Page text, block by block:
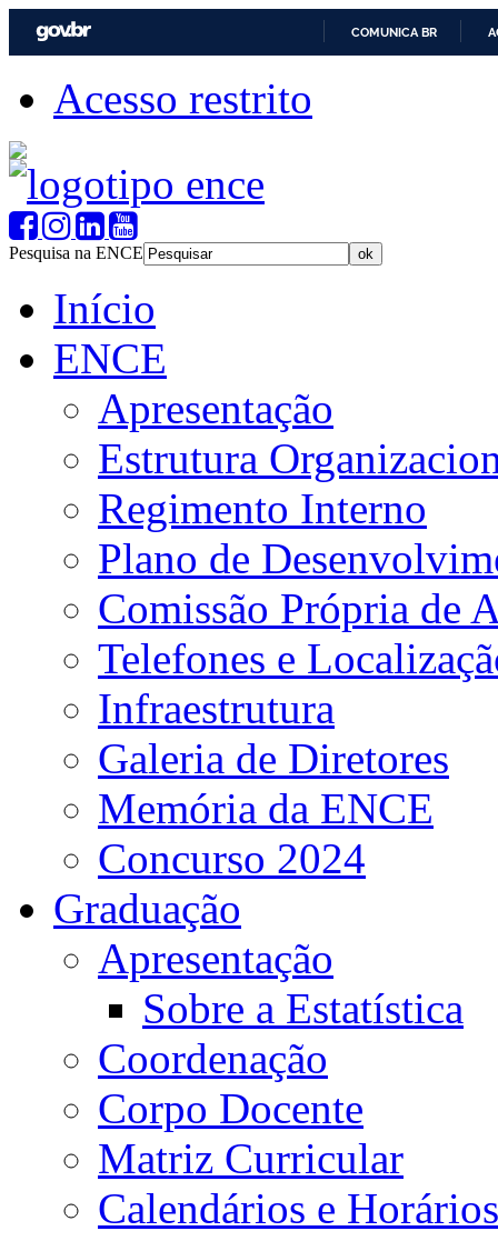
COMUNICA BR
Acesso restrito
Pesquisa na ENCE
Início
ENCE
Apresentação
Estrutura
Regimento Interno
Plano de
Comissão Própria de
Telefones e
Infraestrutura
Galeria de Diretores
Memória da ENCE
Concurso 2024
Graduação
Apresentação
Sobre a Estatística
Coordenação
Corpo Docente
Matriz Curricular
Calendários e Horários